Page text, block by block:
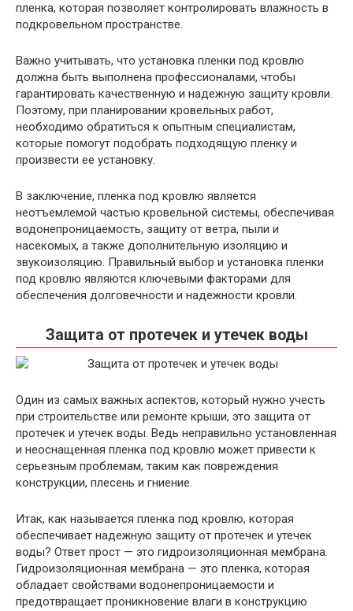
пленка, которая позволяет контролировать влажность в
подкровельном пространстве.
Важно учитывать, что установка пленки под кровлю
должна быть выполнена профессионалами, чтобы
гарантировать качественную и надежную защиту кровли.
Поэтому, при планировании кровельных работ,
необходимо обратиться к опытным специалистам,
которые помогут подобрать подходящую пленку и
произвести ее установку.
В заключение, пленка под кровлю является
неотъемлемой частью кровельной системы, обеспечивая
водонепроницаемость, защиту от ветра, пыли и
насекомых, а также дополнительную изоляцию и
звукоизоляцию. Правильный выбор и установка пленки
под кровлю являются ключевыми факторами для
обеспечения долговечности и надежности кровли.
Защита от протечек и утечек воды
Один из самых важных аспектов, который нужно учесть
при строительстве или ремонте крыши, это защита от
протечек и утечек воды. Ведь неправильно установленная
и неоснащенная пленка под кровлю может привести к
серьезным проблемам, таким как повреждения
конструкции, плесень и гниение.
Итак, как называется пленка под кровлю, которая
обеспечивает надежную защиту от протечек и утечек
воды? Ответ прост — это гидроизоляционная мембрана.
Гидроизоляционная мембрана — это пленка, которая
обладает свойствами водонепроницаемости и
предотвращает проникновение влаги в конструкцию